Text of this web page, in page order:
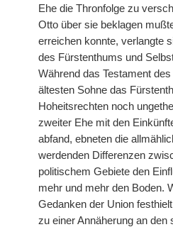
Ehe die Thronfolge zu
Otto über sie beklagen
erreichen konnte, verlangte
des Fürstenthums und
Während das Testament
ältesten Sohne das
Hoheitsrechten noch
zweiter Ehe mit den
abfand, ebneten die
werdenden Differenzen
politischem Gebiete den
mehr und mehr den Boden.
Gedanken der Union
zu einer Annäherung an